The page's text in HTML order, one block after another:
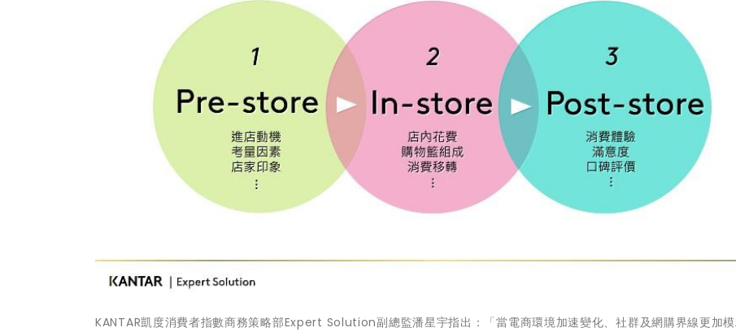
KANTAR凱度消費者指數商務策略部Expert Solution副總監潘星宇指出：「當電商環境加速變化、社群及網購界線更加模